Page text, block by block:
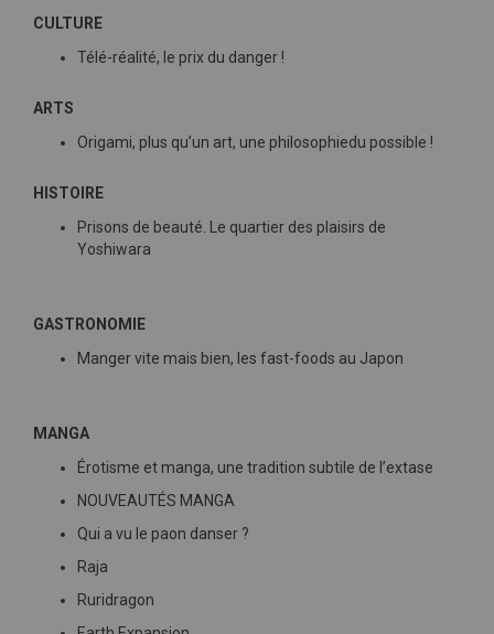
CULTURE
Télé-réalité, le prix du danger !
ARTS
Origami, plus qu’un art, une philosophiedu possible !
HISTOIRE
Prisons de beauté. Le quartier des plaisirs de
Yoshiwara
GASTRONOMIE
Manger vite mais bien, les fast-foods au Japon
MANGA
Érotisme et manga, une tradition subtile de l’extase
NOUVEAUTÉS MANGA
Qui a vu le paon danser ?
Raja
Ruridragon